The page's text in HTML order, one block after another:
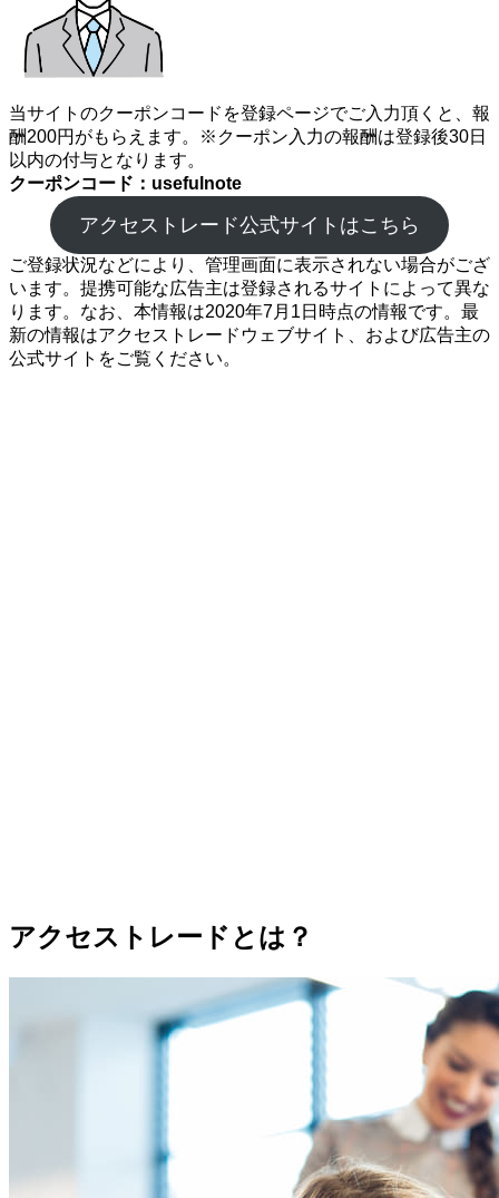
当サイトのクーポンコードを登録ページでご入力頂くと、報
酬200円がもらえます。※クーポン入力の報酬は登録後30日
以内の付与となります。
クーポンコード：usefulnote
アクセストレード公式サイトはこちら
ご登録状況などにより、管理画面に表示されない場合がござ
います。提携可能な広告主は登録されるサイトによって異な
ります。なお、本情報は2020年7月1日時点の情報です。最
新の情報はアクセストレードウェブサイト、および広告主の
公式サイトをご覧ください。
アクセストレードとは？